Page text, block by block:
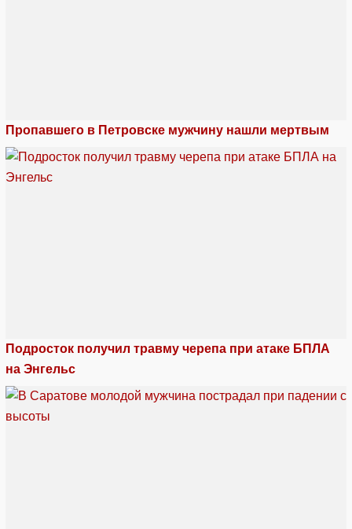
Пропавшего в Петровске мужчину нашли мертвым
Подросток получил травму черепа при атаке БПЛА
на Энгельс